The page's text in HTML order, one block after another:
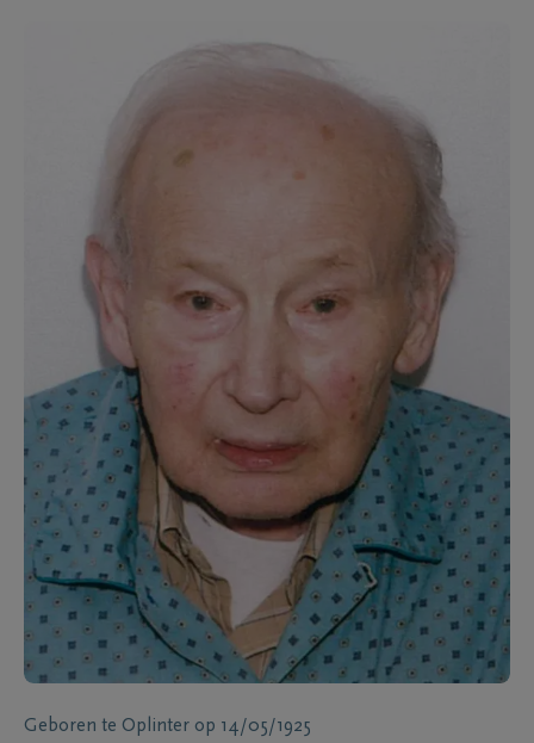
Geboren te Oplinter op 14/05/1925